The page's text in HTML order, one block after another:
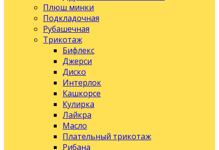
Плюш минки
Подкладочная
Рубашечная
Трикотаж
Бифлекс
Джерси
Диско
Интерлок
Кашкорсе
Кулирка
Лайкра
Масло
Плательный трикотаж
Рибана